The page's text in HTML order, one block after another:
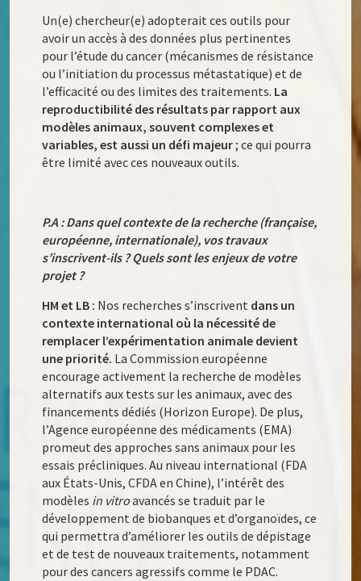
Un(e) chercheur(e) adopterait ces outils pour
avoir un accès à des données plus pertinentes
pour l’étude du cancer (mécanismes de résistance
ou l’initiation du processus métastatique) et de
l’efficacité ou des limites des traitements. La
reproductibilité des résultats par rapport aux
modèles animaux, souvent complexes et
variables, est aussi un défi majeur; ce qui pourra
être limité avec ces nouveaux outils.
P.A : Dans quel contexte de la recherche (française,
européenne, internationale), vos travaux
s’inscrivent-ils ? Quels sont les enjeux de votre
projet ?
HM et LB : Nos recherches s’inscrivent dans un
contexte international où la nécessité de
remplacer l’expérimentation animale devient
une priorité. La Commission européenne
encourage activement la recherche de modèles
alternatifs aux tests sur les animaux, avec des
financements dédiés (Horizon Europe). De plus,
l’Agence européenne des médicaments (EMA)
promeut des approches sans animaux pour les
essais précliniques. Au niveau international (FDA
aux États-Unis, CFDA en Chine), l’intérêt des
modèles in vitroavancés se traduit par le
développement de biobanques et d’organoïdes, ce
qui permettra d’améliorer les outils de dépistage
et de test de nouveaux traitements, notamment
pour des cancers agressifs comme le PDAC.